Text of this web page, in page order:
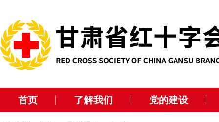
首页 了解我们 党的建设